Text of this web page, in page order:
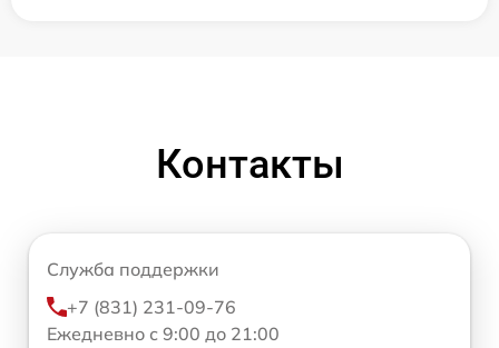
Контакты
Служба поддержки
+7 (831) 231-09-76
Ежедневно с 9:00 до 21:00